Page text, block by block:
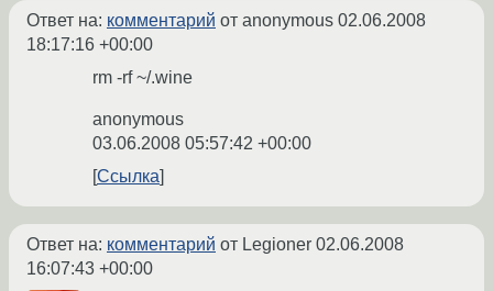
Ответ на: комментарий от anonymous 02.06.2008
18:17:16 +00:00
rm -rf ~/.wine
anonymous
03.06.2008 05:57:42 +00:00
Ссылка
Ответ на: комментарий от Legioner 02.06.2008
16:07:43 +00:00